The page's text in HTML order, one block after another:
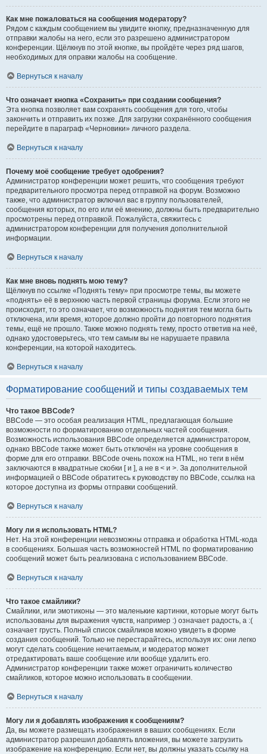
Как мне пожаловаться на сообщения модератору?
Рядом с каждым сообщением вы увидите кнопку, предназначенную для
отправки жалобы на него, если это разрешено администратором
конференции. Щёлкнув по этой кнопке, вы пройдёте через ряд шагов,
необходимых для оправки жалобы на сообщение.
Вернуться к началу
Что означает кнопка «Сохранить» при создании сообщения?
Эта кнопка позволяет вам сохранять сообщения для того, чтобы
закончить и отправить их позже. Для загрузки сохранённого сообщения
перейдите в параграф «Черновики» личного раздела.
Вернуться к началу
Почему моё сообщение требует одобрения?
Администратор конференции может решить, что сообщения требуют
предварительного просмотра перед отправкой на форум. Возможно
также, что администратор включил вас в группу пользователей,
сообщения которых, по его или её мнению, должны быть предварительно
просмотрены перед отправкой. Пожалуйста, свяжитесь с
администратором конференции для получения дополнительной
информации.
Вернуться к началу
Как мне вновь поднять мою тему?
Щёлкнув по ссылке «Поднять тему» при просмотре темы, вы можете
«поднять» её в верхнюю часть первой страницы форума. Если этого не
происходит, то это означает, что возможность поднятия тем могла быть
отключена, или время, которое должно пройти до повторного поднятия
темы, ещё не прошло. Также можно поднять тему, просто ответив на неё,
однако удостоверьтесь, что тем самым вы не нарушаете правила
конференции, на которой находитесь.
Вернуться к началу
Форматирование сообщений и типы создаваемых тем
Что такое BBCode?
BBCode — это особая реализация HTML, предлагающая большие
возможности по форматированию отдельных частей сообщения.
Возможность использования BBCode определяется администратором,
однако BBCode также может быть отключён на уровне сообщения в
форме для его отправки. BBCode очень похож на HTML, но теги в нём
заключаются в квадратные скобки [ и ], а не в < и >. За дополнительной
информацией о BBCode обратитесь к руководству по BBCode, ссылка на
которое доступна из формы отправки сообщений.
Вернуться к началу
Могу ли я использовать HTML?
Нет. На этой конференции невозможны отправка и обработка HTML-кода
в сообщениях. Большая часть возможностей HTML по форматированию
сообщений может быть реализована с использованием BBCode.
Вернуться к началу
Что такое смайлики?
Смайлики, или эмотиконы — это маленькие картинки, которые могут быть
использованы для выражения чувств, например :) означает радость, а :(
означает грусть. Полный список смайликов можно увидеть в форме
создания сообщений. Только не перестарайтесь, используя их: они легко
могут сделать сообщение нечитаемым, и модератор может
отредактировать ваше сообщение или вообще удалить его.
Администратор конференции также может ограничить количество
смайликов, которое можно использовать в сообщении.
Вернуться к началу
Могу ли я добавлять изображения к сообщениям?
Да, вы можете размещать изображения в ваших сообщениях. Если
администратор разрешил добавлять вложения, вы можете загрузить
изображение на конференцию. Если нет, вы должны указать ссылку на